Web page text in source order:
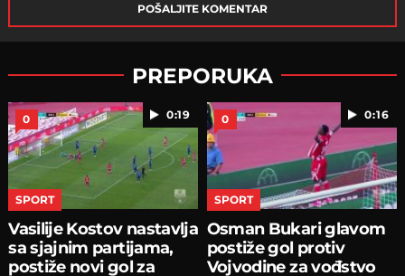
POŠALJITE KOMENTAR
PREPORUKA
0:19
0
SPORT
Vasilije Kostov nastavlja
sa sjajnim partijama,
postiže novi gol za
0:16
0
SPORT
Osman Bukari glavom
postiže gol protiv
Vojvodine za vođstvo